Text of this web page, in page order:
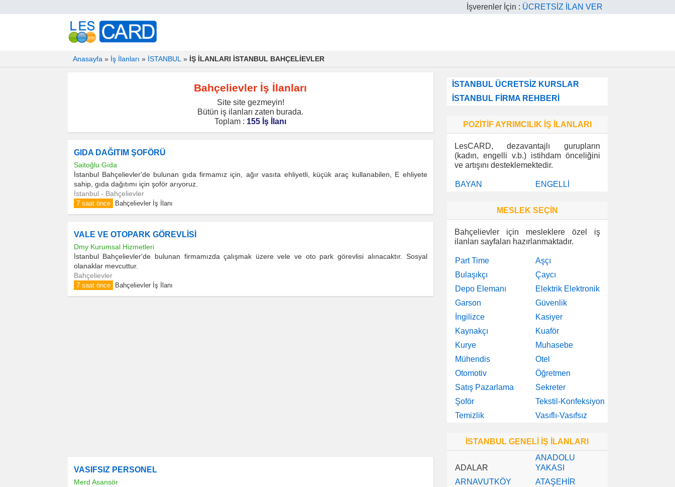
İşverenler İçin : ÜCRETSİZ İLAN VER
Anasayfa » İş İlanları » İSTANBUL » İŞ İLANLARI İSTANBUL BAHÇELİEVLER
Bahçelievler İş İlanları
Site site gezmeyin!
Bütün iş ilanları zaten burada.
Toplam : 155 İş İlanı
GIDA DAĞITIM ŞOFÖRÜ
Saitoğlu Gıda
İstanbul Bahçelievler'de bulunan gıda firmamız için, ağır vasıta ehliyetli, küçük araç kullanabilen, E ehliyete
sahip, gıda dağıtımı için şoför arıyoruz.
İstanbul - Bahçelievler
7 saat önce Bahçelievler İş İlanı
VALE VE OTOPARK GÖREVLİSİ
Dmy Kurumsal Hizmetleri
İstanbul Bahçelievler'de bulunan firmamızda çalışmak üzere vele ve oto park görevlisi alınacaktır. Sosyal
olanaklar mevcuttur.
Bahçelievler
7 saat önce Bahçelievler İş İlanı
VASIFSIZ PERSONEL
Merd Asansör
İSTANBUL ÜCRETSİZ KURSLAR
İSTANBUL FİRMA REHBERİ
POZİTİF AYRIMCILIK İŞ İLANLARI
LesCARD, dezavantajlı gurupların
(kadın, engelli v.b.) istihdam önceliğini
ve artışını desteklemektedir.
BAYAN ENGELLİ
MESLEK SEÇİN
Bahçelievler için mesleklere özel iş
ilanları sayfaları hazırlanmaktadır.
Part Time
Aşçı
Bulaşıkçı
Çaycı
Depo Elemanı
Elektrik Elektronik
Garson
Güvenlik
İngilizce
Kasiyer
Kaynakçı
Kuaför
Kurye
Muhasebe
Mühendis
Otel
Otomotiv
Öğretmen
Satış Pazarlama
Sekreter
Şoför
Tekstil-Konfeksiyon
Temizlik
Vasıflı-Vasıfsız
İSTANBUL GENELİ İŞ İLANLARI
ADALAR
ANADOLU
YAKASI
ARNAVUTKÖY
ATAŞEHİR